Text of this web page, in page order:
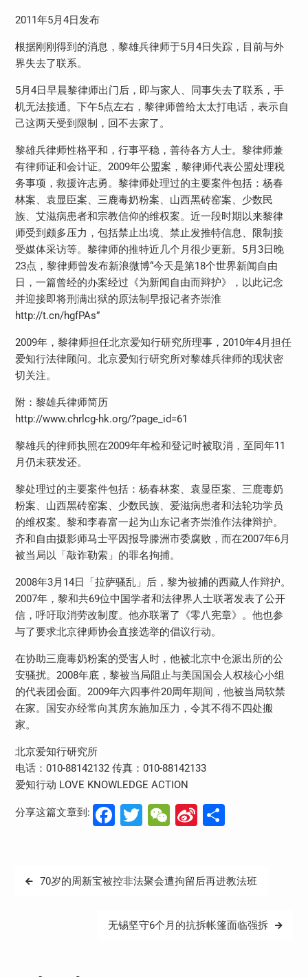
2011年5月4日发布
根据刚刚得到的消息，黎雄兵律师于5月4日失踪，目前与外
界失去了联系。
5月4日早晨黎律师出门后，即与家人、同事失去了联系，手
机无法接通。下午5点左右，黎律师曾给太太打电话，表示自
己这两天受到限制，回不去家了。
黎雄兵律师性格平和，行事平稳，善待各方人士。黎律师兼
有律师证和会计证。2009年公盟案，黎律师代表公盟处理税
务事项，救援许志勇。黎律师处理过的主要案件包括：杨春
林案、袁显臣案、三鹿毒奶粉案、山西黑砖窑案、少数民
族、艾滋病患者和宗教信仰的维权案。近一段时期以来黎律
师受到颇多压力，包括禁止出境、禁止发推特信息、限制接
受媒体采访等。黎律师的推特近几个月很少更新。5月3日晚
23点，黎律师曾发布新浪微博“今天是第18个世界新闻自由
日，一篇曾经的办案经过《为新闻自由而辩护》，以此记念
并迎接即将刑满出狱的原法制早报记者齐崇淮
http://t.cn/hgfPAs”
2009年，黎律师担任北京爱知行研究所理事，2010年4月担任
爱知行法律顾问。北京爱知行研究所对黎雄兵律师的现状密
切关注。
附：黎雄兵律师简历
http://www.chrlcg-hk.org/?page_id=61
黎雄兵的律师执照在2009年年检和登记时被取消，至同年11
月仍未获发还。
黎处理过的主要案件包括：杨春林案、袁显臣案、三鹿毒奶
粉案、山西黑砖窑案、少数民族、爱滋病患者和法轮功学员
的维权案。黎和李春富一起为山东记者齐崇淮作法律辩护。
齐和自由摄影师马士平因报导滕洲市委腐败，而在2007年6月
被当局以「敲诈勒索」的罪名拘捕。
2008年3月14日「拉萨骚乱」后，黎为被捕的西藏人作辩护。
2007年，黎和共69位中国学者和法律界人士联署发表了公开
信，呼吁取消劳改制度。他亦联署了《零八宪章》。他也参
与了要求北京律师协会直接选举的倡议行动。
在协助三鹿毒奶粉案的受害人时，他被北京中仓派出所的公
安骚扰。2008年底，黎被当局阻止与美国国会人权核心小组
的代表团会面。2009年六四事件20周年期间，他被当局软禁
在家。国安亦经常向其房东施加压力，令其不得不四处搬
家。
北京爱知行研究所
电话：010-88142132 传真：010-88142133
爱知行动 LOVE KNOWLEDGE ACTION
分享这篇文章到: Facebook
Twitter
WeChat
Sina分
文
70岁的周新宝被控非法聚会遭拘留后再进教法班
无锡坚守6个月的抗拆帐篷面临强拆